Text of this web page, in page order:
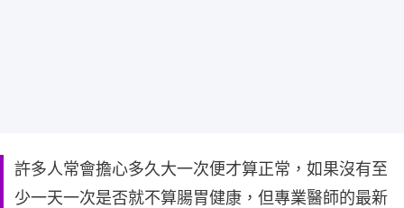
許多人常會擔心多久大一次便才算正常，如果沒有至
少一天一次是否就不算腸胃健康，但專業醫師的最新